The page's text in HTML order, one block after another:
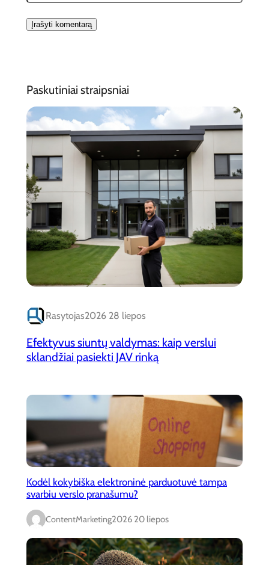
Paskutiniai straipsniai
Rasytojas2026 28 liepos
Efektyvus siuntų valdymas: kaip verslui
sklandžiai pasiekti JAV rinką
Kodėl kokybiška elektroninė parduotuvė tampa
svarbiu verslo pranašumu?
ContentMarketing2026 20 liepos